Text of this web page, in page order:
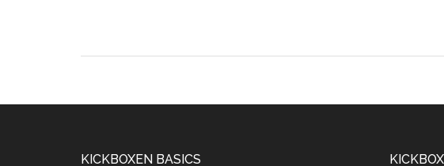
KICKBOXEN BASICS